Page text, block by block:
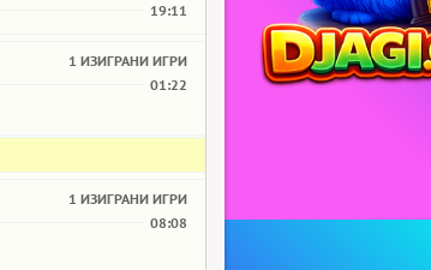
19:11
1 ИЗИГРАНИ ИГРИ
01:22
1 ИЗИГРАНИ ИГРИ
08:08